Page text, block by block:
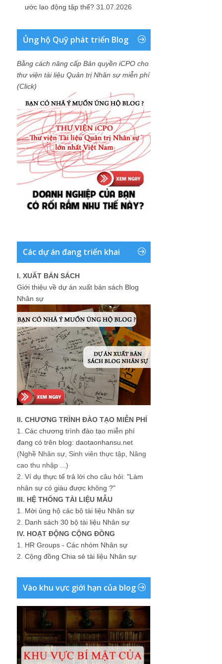
ước lao động tập thể? 31.07.2026
Ủng hộ Quỹ phát triển Blog
Bằng cách nâng cấp Bản quyền iCPO cho
thư viện tài liệu Quản trị Nhân sự miễn phí
(Click)
Các dự án đang triển khai
I. XUẤT BẢN SÁCH
Giới thiệu về dự án xuất bản sách Blog
Nhân sự
II. CHƯƠNG TRÌNH ĐÀO TẠO MIỄN PHÍ
1. Các chương trình đào tạo miễn phí
đang có trên blog: daotaonhansu.net
(Nghề Nhân sự, Sinh viên thực tập, Nâng
cao thu nhập ...)
2. Ví dụ thực tế trả lời cho câu hỏi: "Làm
nhân sự có giàu được không ?"
III. HỆ THỐNG TÀI LIỆU MẪU
1. Mời ủng hộ các bộ tài liệu Nhân sự
2. Danh sách 30 bộ tài liệu Nhân sự
IV. HOẠT ĐỘNG CỘNG ĐỒNG
1. HR Groups - Các nhóm Nhân sự
2. Cộng đồng Chia sẻ tài liệu Nhân sự
Vào khu vực giới hạn của blog